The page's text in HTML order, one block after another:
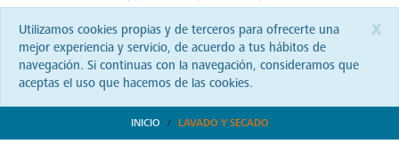
x
Utilizamos cookies propias y de terceros para ofrecerte una
mejor experiencia y servicio, de acuerdo a tus hábitos de
navegación. Si continuas con la navegación, consideramos que
aceptas el uso que hacemos de las cookies.
INICIO LAVADO Y SECADO